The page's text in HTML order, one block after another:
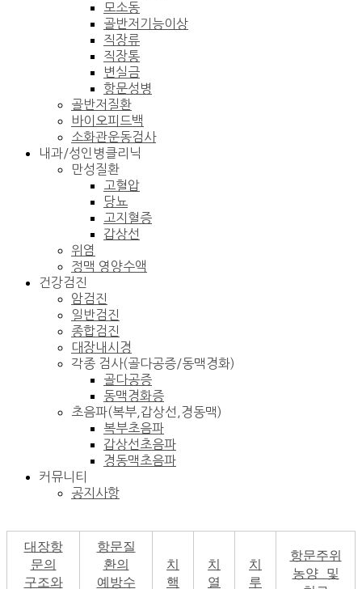
모소동
골반저기능이상
직장류
직장통
변실금
항문성병
골반저질환
바이오피드백
소화관운동검사
내과/성인병클리닉
만성질환
고혈압
당뇨
고지혈증
갑상선
위염
정맥 영양수액
건강검진
암검진
일반검진
종합검진
대장내시경
각종 검사(골다공증/동맥경화)
골다공증
동맥경화증
초음파(복부,갑상선,경동맥)
복부초음파
갑상선초음파
경동맥초음파
커뮤니티
공지사항
대장항
문의
구조와
항문질
환의
예방수
치
핵
치
열
치
루
항문주위
농양 및